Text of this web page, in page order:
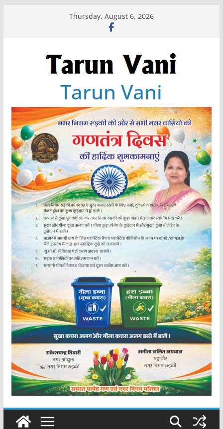
Thursday, August 6, 2026
Tarun Vani